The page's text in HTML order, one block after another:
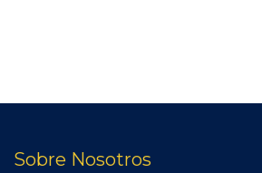
Sobre Nosotros